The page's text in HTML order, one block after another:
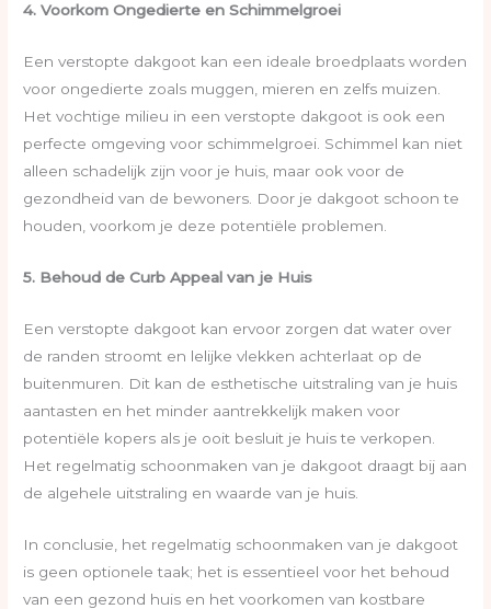
4. Voorkom Ongedierte en Schimmelgroei
Een verstopte dakgoot kan een ideale broedplaats worden
voor ongedierte zoals muggen, mieren en zelfs muizen.
Het vochtige milieu in een verstopte dakgoot is ook een
perfecte omgeving voor schimmelgroei. Schimmel kan niet
alleen schadelijk zijn voor je huis, maar ook voor de
gezondheid van de bewoners. Door je dakgoot schoon te
houden, voorkom je deze potentiële problemen.
5. Behoud de Curb Appeal van je Huis
Een verstopte dakgoot kan ervoor zorgen dat water over
de randen stroomt en lelijke vlekken achterlaat op de
buitenmuren. Dit kan de esthetische uitstraling van je huis
aantasten en het minder aantrekkelijk maken voor
potentiële kopers als je ooit besluit je huis te verkopen.
Het regelmatig schoonmaken van je dakgoot draagt bij aan
de algehele uitstraling en waarde van je huis.
In conclusie, het regelmatig schoonmaken van je dakgoot
is geen optionele taak; het is essentieel voor het behoud
van een gezond huis en het voorkomen van kostbare